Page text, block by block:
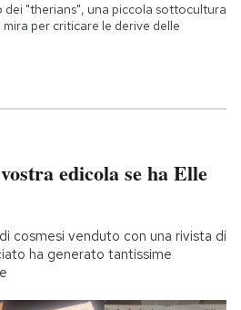
dei "therians", una piccola sottocultura
per criticare le derive delle
edicola se ha Elle
cosmesi venduto con una rivista di
ha generato tantissime